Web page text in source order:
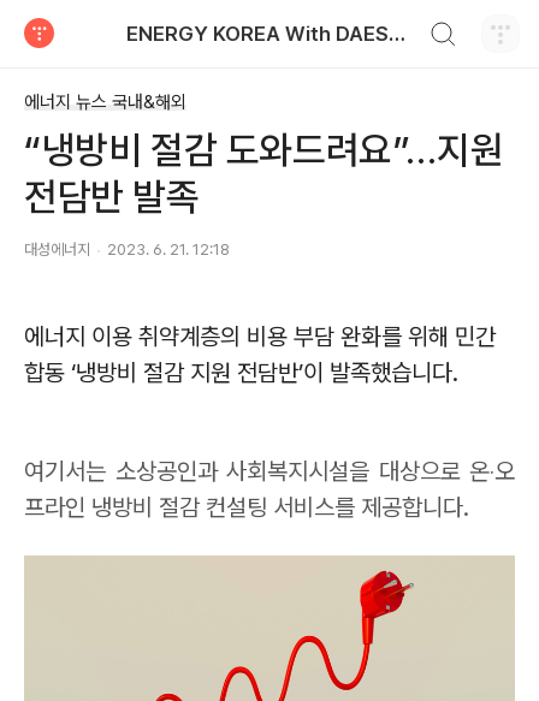
ENERGY KOREA With DAESUNG ENERGY
에너지 뉴스 국내&해외
“냉방비 절감 도와드려요”…지원
전담반 발족
대성에너지 2023. 6. 21. 12:18
에너지 이용 취약계층의 비용 부담 완화를 위해 민간
합동 ‘냉방비 절감 지원 전담반’이 발족했습니다.
여기서는 소상공인과 사회복지시설을 대상으로 온‧오
프라인 냉방비 절감 컨설팅 서비스를 제공합니다.